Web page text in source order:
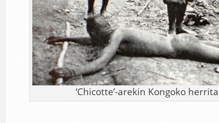
‘Chicotte’-arekin Kongoko